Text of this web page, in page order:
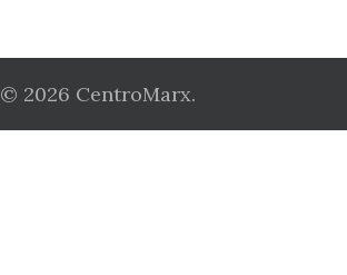
© 2026 CentroMarx.